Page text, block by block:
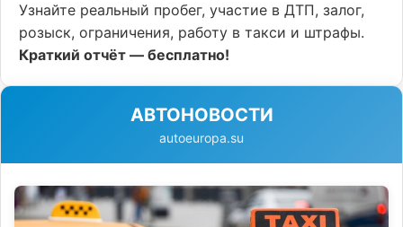
Узнайте реальный пробег, участие в ДТП, залог,
розыск, ограничения, работу в такси и штрафы.
Краткий отчёт — бесплатно!
АВТОНОВОСТИ
autoeuropa.su